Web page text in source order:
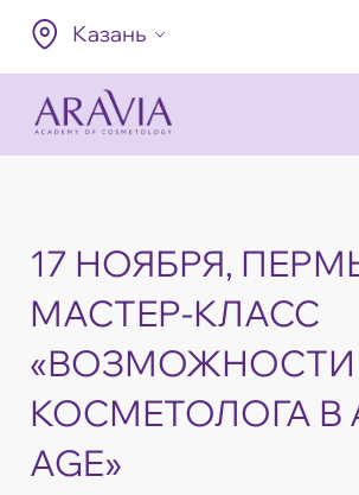
Казань
17 НОЯБРЯ,
МАСТЕР-КЛАСС
«ВОЗМОЖНОСТИ
КОСМЕТОЛОГА В
AGE»